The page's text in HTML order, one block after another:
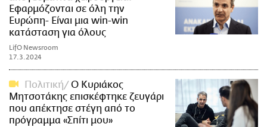
Εφαρμόζονται σε όλη την
Ευρώπη- Είναι μια win-win
κατάσταση για όλους
LifO Newsroom
17.3.2024
Πολιτική
Ο Κυριάκος
Μητσοτάκης επισκέφτηκε ζευγάρι
που απέκτησε στέγη από το
πρόγραμμα «Σπίτι μου»